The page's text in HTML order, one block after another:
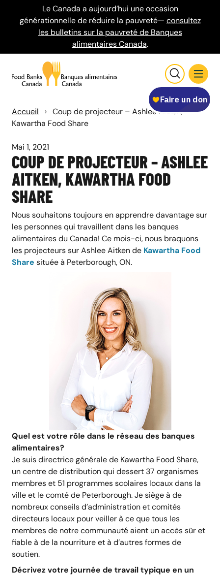
Le Canada a aujourd’hui une occasion
générationnelle de réduire la pauvreté— consultez
les bulletins sur la pauvreté de Banques
alimentaires Canada.
Accueil › Coup de projecteur – Ashlee Aitken,
Kawartha Food Share
Mai 1, 2021
COUP DE PROJECTEUR – ASHLEE
AITKEN, KAWARTHA FOOD
SHARE
Nous souhaitons toujours en apprendre davantage sur
les personnes qui travaillent dans les banques
alimentaires du Canada! Ce mois-ci, nous braquons
les projecteurs sur Ashlee Aitken de Kawartha Food
Share située à Peterborough, ON.
Quel est votre rôle dans le réseau des banques
alimentaires?
Je suis directrice générale de Kawartha Food Share,
un centre de distribution qui dessert 37 organismes
membres et 51 programmes scolaires locaux dans la
ville et le comté de Peterborough. Je siège à de
nombreux conseils d’administration et comités
directeurs locaux pour veiller à ce que tous les
membres de notre communauté aient un accès sûr et
fiable à de la nourriture et à d’autres formes de
soutien.
Décrivez votre journée de travail typique en un